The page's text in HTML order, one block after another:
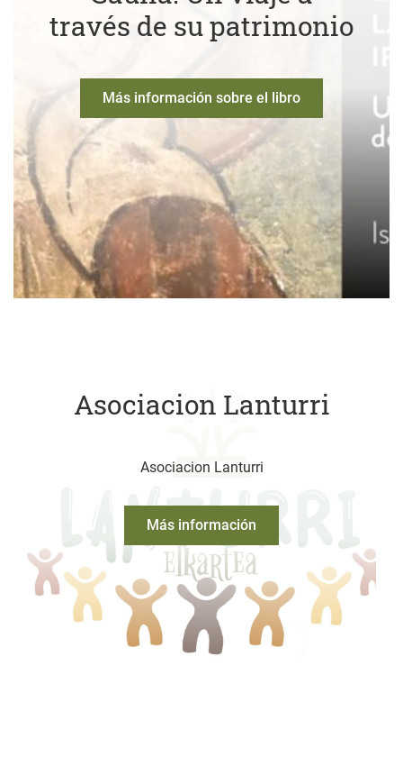
través de su patrimonio
Más información sobre el libro
Asociacion Lanturri
Asociacion Lanturri
Más información